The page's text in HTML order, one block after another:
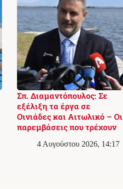
Σπ. Διαμαντόπουλος: Σε
εξέλιξη τα έργα σε
Οινιάδες και Αιτωλικό – Οι
παρεμβάσεις που τρέχουν
4 Αυγούστου 2026, 14:17